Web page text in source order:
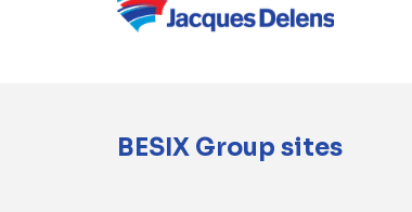
BESIX Group sites